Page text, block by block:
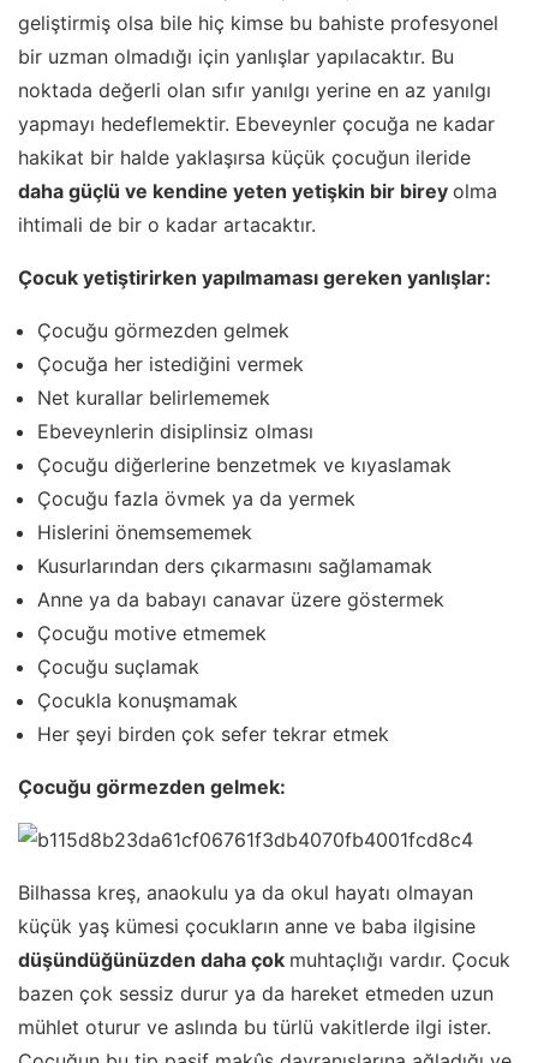
geliştirmiş olsa bile hiç kimse bu bahiste profesyonel
bir uzman olmadığı için yanlışlar yapılacaktır. Bu
noktada değerli olan sıfır yanılgı yerine en az yanılgı
yapmayı hedeflemektir. Ebeveynler çocuğa ne kadar
hakikat bir halde yaklaşırsa küçük çocuğun ileride
daha güçlü ve kendine yeten yetişkin bir birey olma
ihtimali de bir o kadar artacaktır.
Çocuk yetiştirirken yapılmaması gereken yanlışlar:
Çocuğu görmezden gelmek
Çocuğa her istediğini vermek
Net kurallar belirlememek
Ebeveynlerin disiplinsiz olması
Çocuğu diğerlerine benzetmek ve kıyaslamak
Çocuğu fazla övmek ya da yermek
Hislerini önemsememek
Kusurlarından ders çıkarmasını sağlamamak
Anne ya da babayı canavar üzere göstermek
Çocuğu motive etmemek
Çocuğu suçlamak
Çocukla konuşmamak
Her şeyi birden çok sefer tekrar etmek
Çocuğu görmezden gelmek:
Bilhassa kreş, anaokulu ya da okul hayatı olmayan
küçük yaş kümesi çocukların anne ve baba ilgisine
düşündüğünüzden daha çok muhtaçlığı vardır. Çocuk
bazen çok sessiz durur ya da hareket etmeden uzun
mühlet oturur ve aslında bu türlü vakitlerde ilgi ister.